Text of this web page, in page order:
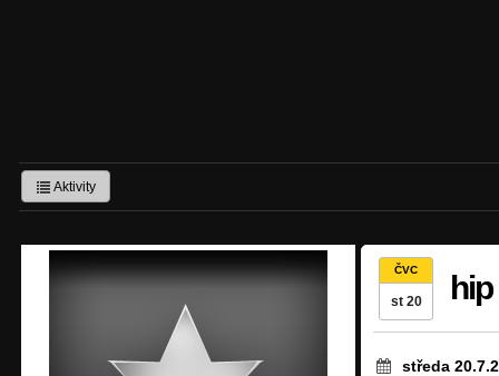
Aktivity
ČVC
st 20
středa